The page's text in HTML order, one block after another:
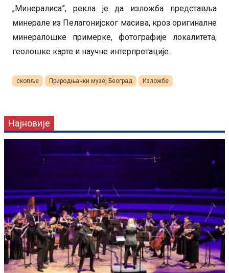
„Минералиса”, рекла је да изложба представља
минерале из Пелагонијског масива, кроз оригиналне
минералошке примерке, фотографије локалитета,
геолошке карте и научне интерпретације.
скопље Природњачки музеј Београд Изложбе
Најновије